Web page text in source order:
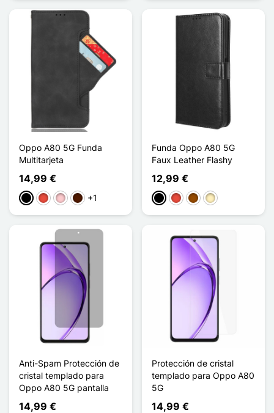
Oppo A80 5G Funda
Multitarjeta
14,99 €
NegroRojoRosaMarrón oscuro
+1
Funda Oppo A80 5G
Faux Leather Flashy
12,99 €
NegroRojoMarrón
Oro
Anti-Spam Protección de
cristal templado para
Oppo A80 5G pantalla
14,99 €
Protección de cristal
templado para Oppo A80
5G
14,99 €